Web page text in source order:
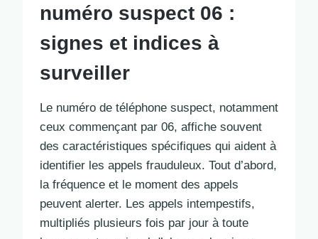
numéro suspect 06 :
signes et indices à
surveiller
Le numéro de téléphone suspect, notamment
ceux commençant par 06, affiche souvent
des caractéristiques spécifiques qui aident à
identifier les appels frauduleux. Tout d’abord,
la fréquence et le moment des appels
peuvent alerter. Les appels intempestifs,
multipliés plusieurs fois par jour à toute